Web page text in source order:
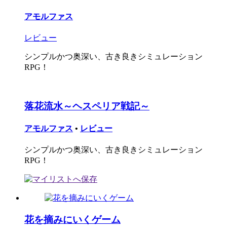
アモルファス
レビュー
シンプルかつ奥深い、古き良きシミュレーション
RPG！
落花流水～ヘスペリア戦記～
アモルファス • レビュー
シンプルかつ奥深い、古き良きシミュレーション
RPG！
花を摘みにいくゲーム